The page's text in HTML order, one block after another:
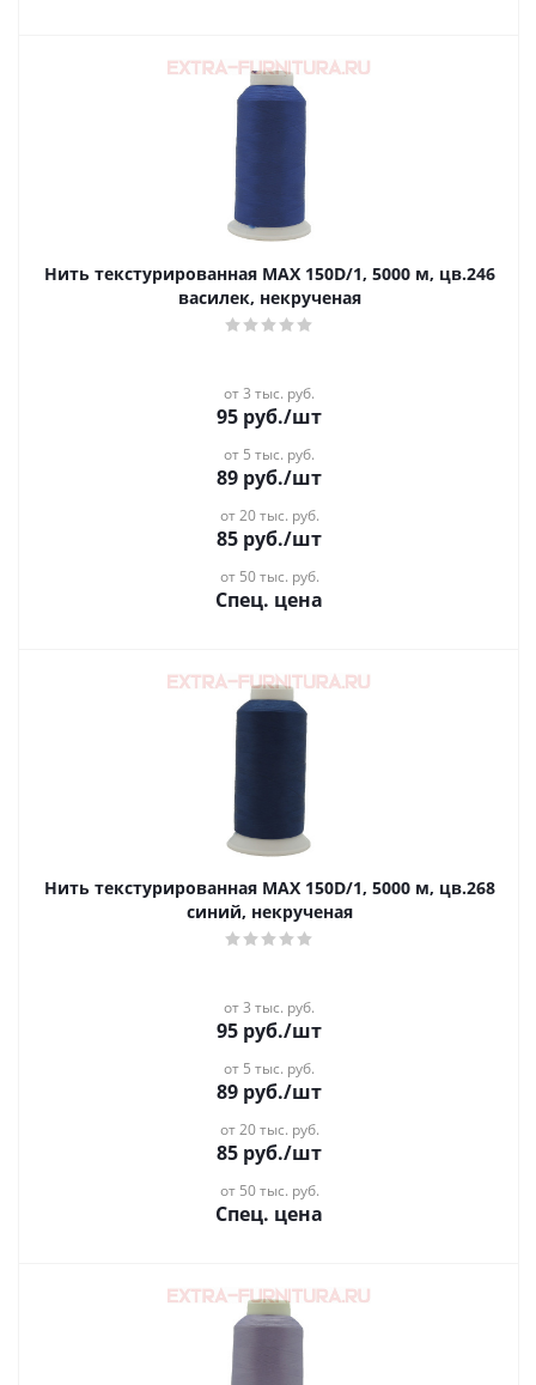
Нить текстурированная MAX 150D/1, 5000 м, цв.246
василек, некрученая
от 3 тыс. руб.
95 руб./шт
от 5 тыс. руб.
89 руб./шт
от 20 тыс. руб.
85 руб./шт
от 50 тыс. руб.
Спец. цена
Нить текстурированная MAX 150D/1, 5000 м, цв.268
синий, некрученая
от 3 тыс. руб.
95 руб./шт
от 5 тыс. руб.
89 руб./шт
от 20 тыс. руб.
85 руб./шт
от 50 тыс. руб.
Спец. цена